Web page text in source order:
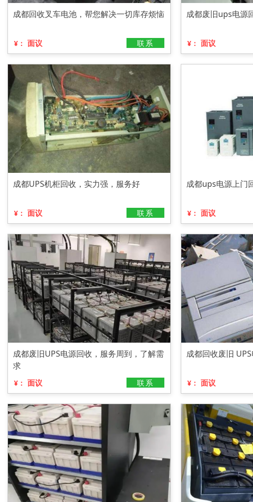
成都回收叉车电池，帮您解决一切库存烦恼
¥： 面议 联系
成都废旧ups电源
¥： 面议
成都UPS机柜回收，实力强，服务好
¥： 面议 联系
成都ups电源上门
¥： 面议
成都废旧UPS电源回收，服务周到，了解需
求
¥： 面议 联系
成都回收废旧
¥： 面议